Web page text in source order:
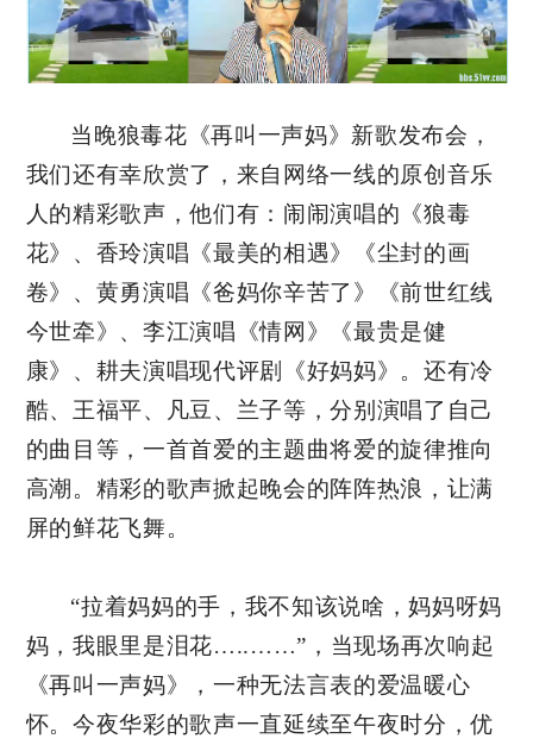
当晚狼毒花《再叫一声妈》新歌发布会，
我们还有幸欣赏了，来自网络一线的原创音乐
人的精彩歌声，他们有：闹闹演唱的《狼毒
花》、香玲演唱《最美的相遇》《尘封的画
卷》、黄勇演唱《爸妈你辛苦了》《前世红线
今世牵》、李江演唱《情网》《最贵是健
康》、耕夫演唱现代评剧《好妈妈》。还有冷
酷、王福平、凡豆、兰子等，分别演唱了自己
的曲目等，一首首爱的主题曲将爱的旋律推向
高潮。精彩的歌声掀起晚会的阵阵热浪，让满
屏的鲜花飞舞。
“拉着妈妈的手，我不知该说啥，妈妈呀妈
妈，我眼里是泪花…..……”，当现场再次响起
《再叫一声妈》，一种无法言表的爱温暖心
怀。今夜华彩的歌声一直延续至午夜时分，优